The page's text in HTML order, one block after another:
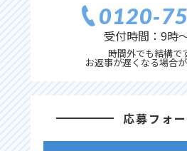
受付時間：9時
時間外でも結構で
お返事が遅くなる場合
応募フォ